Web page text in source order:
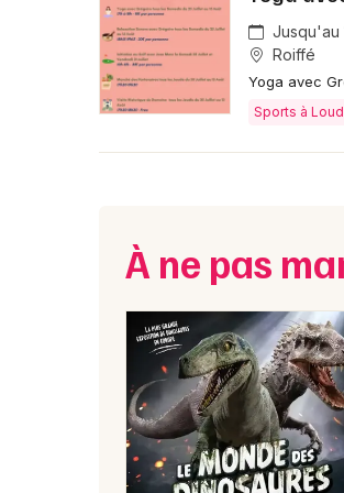
Jusqu'au
Roiffé
Yoga avec
Sports à
À ne pas